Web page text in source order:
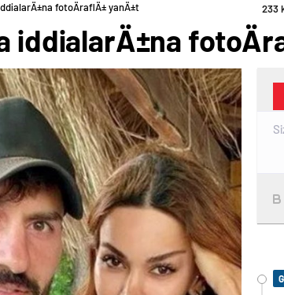
fotoÄraflÄ± yanÄ±t 233
iddialarÄ±na